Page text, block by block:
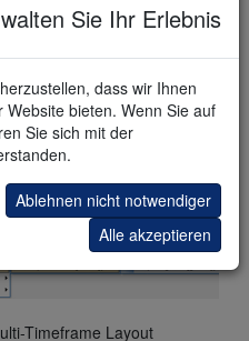
WHS Store Ordner und
Timeframe Layout
Sie Ihr Erlebnis
dass wir Ihnen
bieten. Wenn Sie auf
Sie sich mit der
Ablehnen nicht notwendiger
Alle akzeptieren